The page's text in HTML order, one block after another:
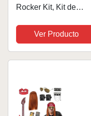
Rocker Kit, Kit de
Rapero Accesorios
80's, Fundas de
Mangas de Tatuaje
De...
Ver Producto